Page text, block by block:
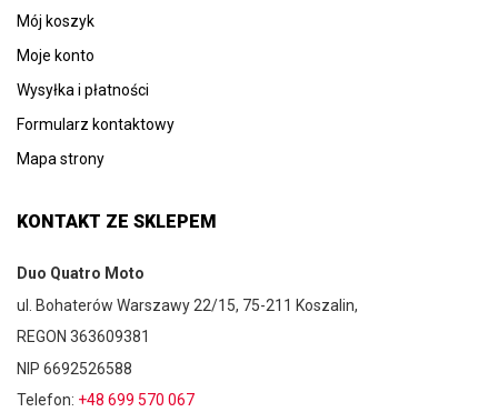
Mój koszyk
Moje konto
Wysyłka i płatności
Formularz kontaktowy
Mapa strony
KONTAKT ZE SKLEPEM
Duo Quatro Moto
ul. Bohaterów Warszawy 22/15, 75-211 Koszalin,
REGON 363609381
NIP 6692526588
Telefon: +48 699 570 067